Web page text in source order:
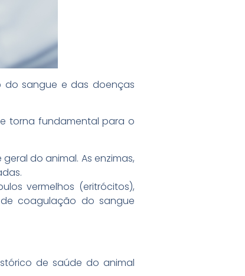
do sangue e das doenças
torna fundamental para o
do animal. As enzimas,
vermelhos (eritrócitos),
coagulação do sangue
de saúde do animal